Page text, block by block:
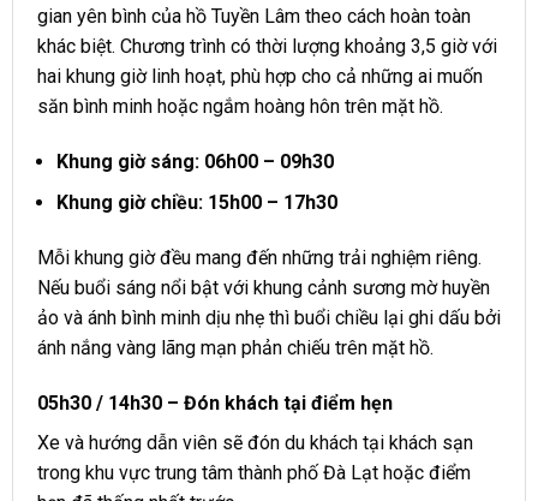
gian yên bình của hồ Tuyền Lâm theo cách hoàn toàn
khác biệt. Chương trình có thời lượng khoảng 3,5 giờ với
hai khung giờ linh hoạt, phù hợp cho cả những ai muốn
săn bình minh hoặc ngắm hoàng hôn trên mặt hồ.
Khung giờ sáng: 06h00 – 09h30
Khung giờ chiều: 15h00 – 17h30
Mỗi khung giờ đều mang đến những trải nghiệm riêng.
Nếu buổi sáng nổi bật với khung cảnh sương mờ huyền
ảo và ánh bình minh dịu nhẹ thì buổi chiều lại ghi dấu bởi
ánh nắng vàng lãng mạn phản chiếu trên mặt hồ.
05h30 / 14h30 – Đón khách tại điểm hẹn
Xe và hướng dẫn viên sẽ đón du khách tại khách sạn
trong khu vực trung tâm thành phố Đà Lạt hoặc điểm